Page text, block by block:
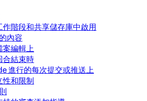
作階段和共享儲存庫中啟用
內容
案編輯上
合結束時
進行的每次提交或推送上
性和限制